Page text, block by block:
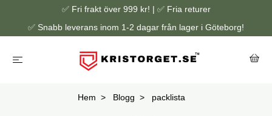
✅ Fri frakt över 999 kr! | ✅ Fria returer
✅ Snabb leverans inom 1-2 dagar från lager i Göteborg!
Hem Blogg packlista